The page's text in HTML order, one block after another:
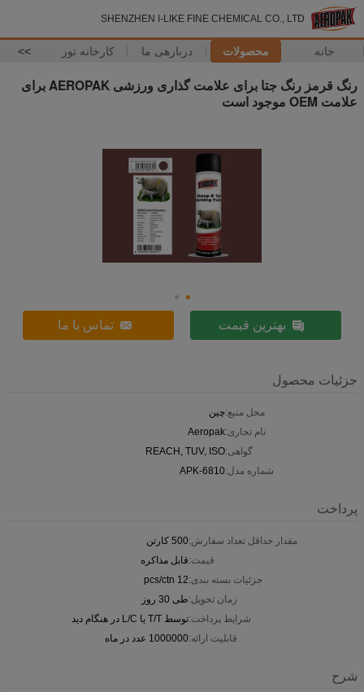
SHENZHEN I-LIKE FINE CHEMICAL CO., LTD
خانه محصولات دربارهی ما کارخانه تور >>
رنگ قرمز رنگ جتا برای علامت گذاری ورزشی AEROPAK برای
علامت OEM موجود است
بهترین قیمت تماس با ما
جزئیات محصول
محل منبع:چین
نام تجاری:Aeropak
گواهی:REACH, TUV, ISO
شماره مدل:APK-6810
پرداخت
مقدار حداقل تعداد سفارش:500 کارتن
قیمت:قابل مذاکره
جزئیات بسته بندی:12 pcs/ctn
زمان تحویل:طی 30 روز
شرایط پرداخت:توسط T/T یا L/C در هنگام دید
قابلیت ارائه:1000000 عدد در ماه
شرح